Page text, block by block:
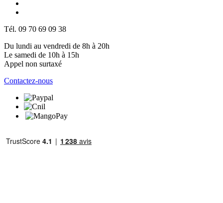
Tél. 09 70 69 09 38
Du lundi au vendredi de 8h à 20h
Le samedi de 10h à 15h
Appel non surtaxé
Contactez-nous